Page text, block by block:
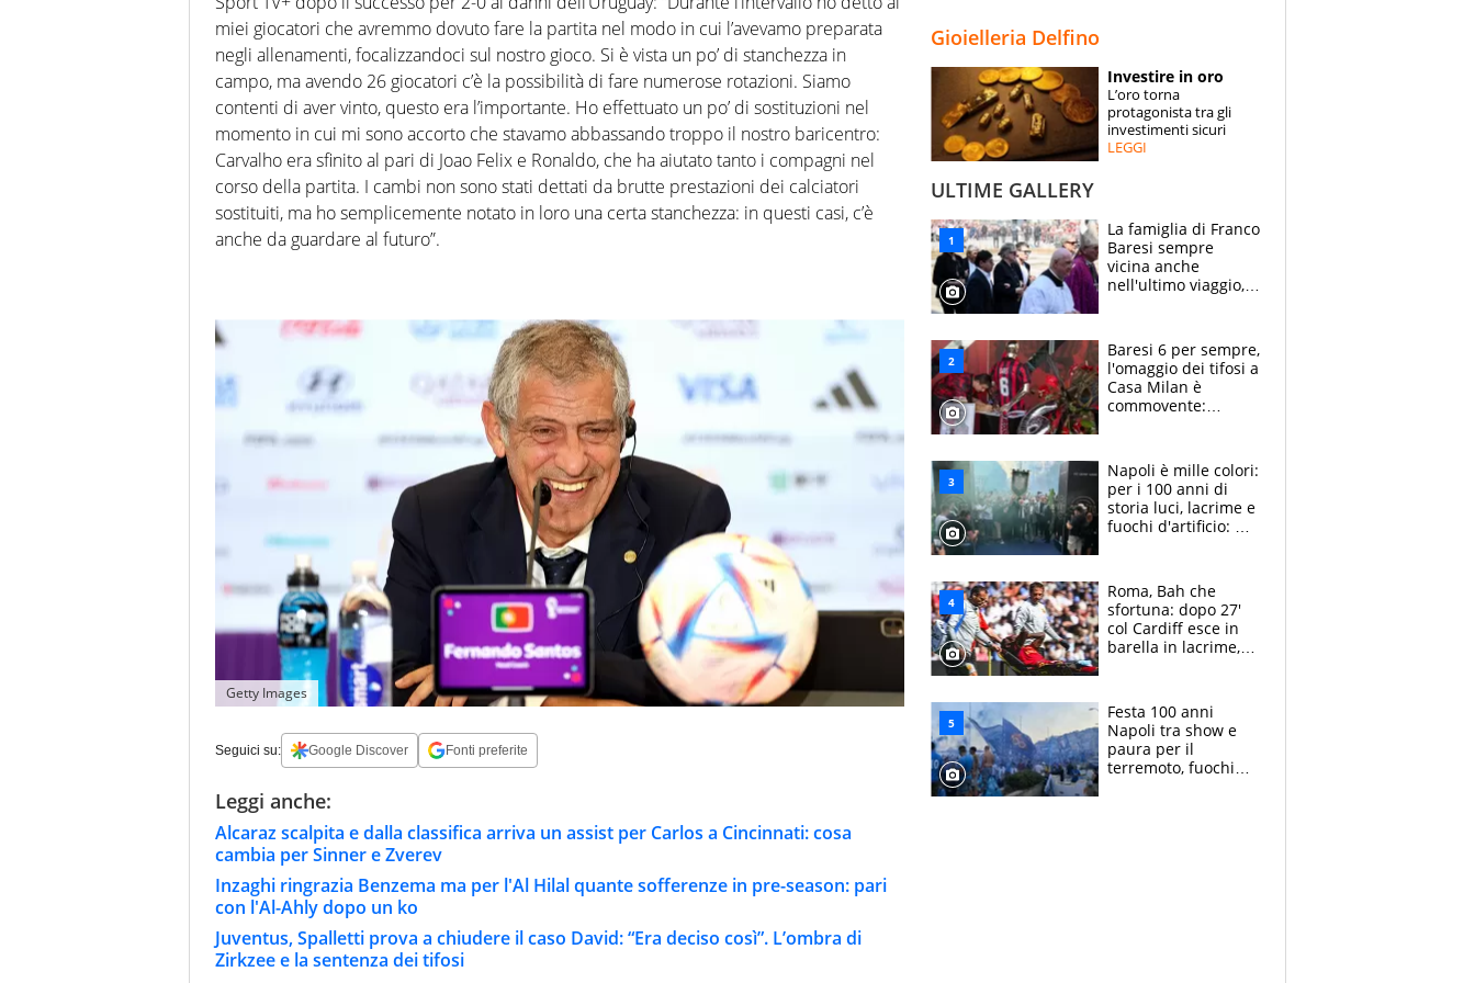
ESPERTI
CONTATTI
miei giocatori che avremmo dovuto fare la partita nel modo in cui l’avevamo preparata
negli allenamenti, focalizzandoci sul nostro gioco. Si è vista un po’ di stanchezza in
campo, ma avendo 26 giocatori c’è la possibilità di fare numerose rotazioni. Siamo
contenti di aver vinto, questo era l’importante. Ho effettuato un po’ di sostituzioni nel
momento in cui mi sono accorto che stavamo abbassando troppo il nostro baricentro:
Carvalho era sfinito al pari di Joao Felix e Ronaldo, che ha aiutato tanto i compagni nel
corso della partita. I cambi non sono stati dettati da brutte prestazioni dei calciatori
sostituiti, ma ho semplicemente notato in loro una certa stanchezza: in questi casi, c’è
anche da guardare al futuro”.
Getty Images
Seguici su: Google Discover Fonti preferite
Leggi anche:
Alcaraz scalpita e dalla classifica arriva un assist per Carlos a Cincinnati: cosa
cambia per Sinner e Zverev
Inzaghi ringrazia Benzema ma per l'Al Hilal quante sofferenze in pre-season: pari
con l'Al-Ahly dopo un ko
Juventus, Spalletti prova a chiudere il caso David: “Era deciso così”. L’ombra di
Zirkzee e la sentenza dei tifosi
Gioielleria Delfino
Investire in oro
L’oro torna
protagonista tra gli
investimenti sicuri
LEGGI
ULTIME GALLERY
La famiglia di Franco
Baresi sempre
vicina anche
nell'ultimo viaggio,
circondati
dall'affetto dei tifosi
Baresi 6 per sempre,
l'omaggio dei tifosi a
Casa Milan è
commovente:
bigliettini
Napoli è mille colori:
per i 100 anni di
storia luci, lacrime e
fuochi d'artificio: De
Roma, Bah che
sfortuna: dopo 27'
col Cardiff esce in
barella in lacrime,
prendono 3 gol in
45'
Festa 100 anni
Napoli tra show e
paura per il
terremoto, fuochi